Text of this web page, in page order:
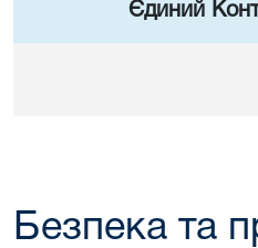
Єдиний
Безпека та